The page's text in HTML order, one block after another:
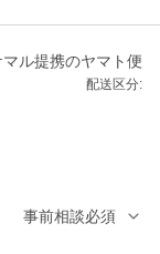
マル提携のヤマト便
配送区分:
事前相談必須